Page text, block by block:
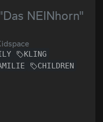
NEINhorn"
KLING
CHILDREN